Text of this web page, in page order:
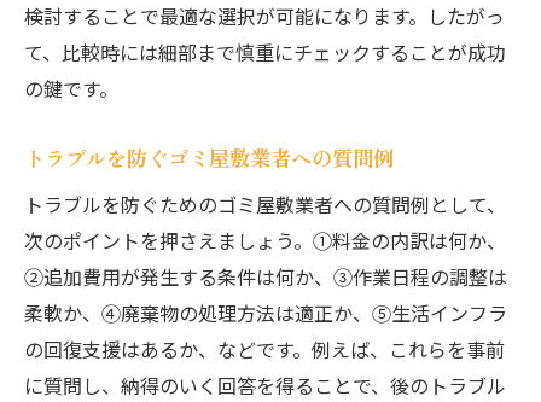
検討することで最適な選択が可能になります。したがっ
て、比較時には細部まで慎重にチェックすることが成功
の鍵です。
トラブルを防ぐゴミ屋敷業者への質問例
トラブルを防ぐためのゴミ屋敷業者への質問例として、
次のポイントを押さえましょう。①料金の内訳は何か、
②追加費用が発生する条件は何か、③作業日程の調整は
柔軟か、④廃棄物の処理方法は適正か、⑤生活インフラ
の回復支援はあるか、などです。例えば、これらを事前
に質問し、納得のいく回答を得ることで、後のトラブル